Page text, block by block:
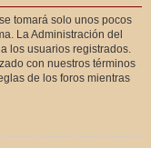
tomará solo unos pocos
La Administración del
los usuarios registrados.
con nuestros términos
de los foros mientras